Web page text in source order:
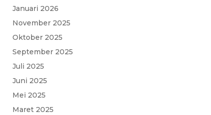
e
b
o
k
t
s
Januari 2026
November 2025
Oktober 2025
September 2025
Juli 2025
Juni 2025
Mei 2025
Maret 2025